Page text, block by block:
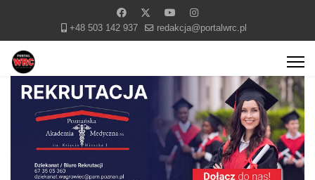
+48 503 142 937 redakcja@portalwrc.pl